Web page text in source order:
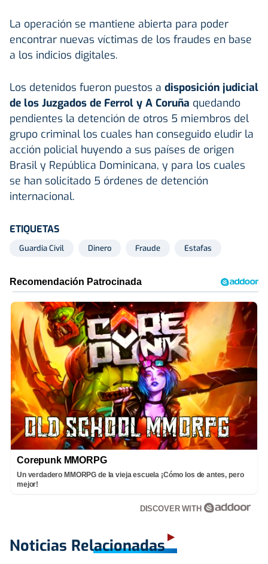
La operación se mantiene abierta para poder
encontrar nuevas víctimas de los fraudes en base
a los indicios digitales.
Los detenidos fueron puestos a disposición judicial
de los Juzgados de Ferrol y A Coruña quedando
pendientes la detención de otros 5 miembros del
grupo criminal los cuales han conseguido eludir la
acción policial huyendo a sus países de origen
Brasil y República Dominicana, y para los cuales
se han solicitado 5 órdenes de detención
internacional.
ETIQUETAS
Guardia Civil Dinero Fraude Estafas
Corepunk MMORPG
Un verdadero MMORPG de la vieja escuela ¡Cómo los de antes, pero
mejor!
DISCOVER WITH
Noticias Relacionadas